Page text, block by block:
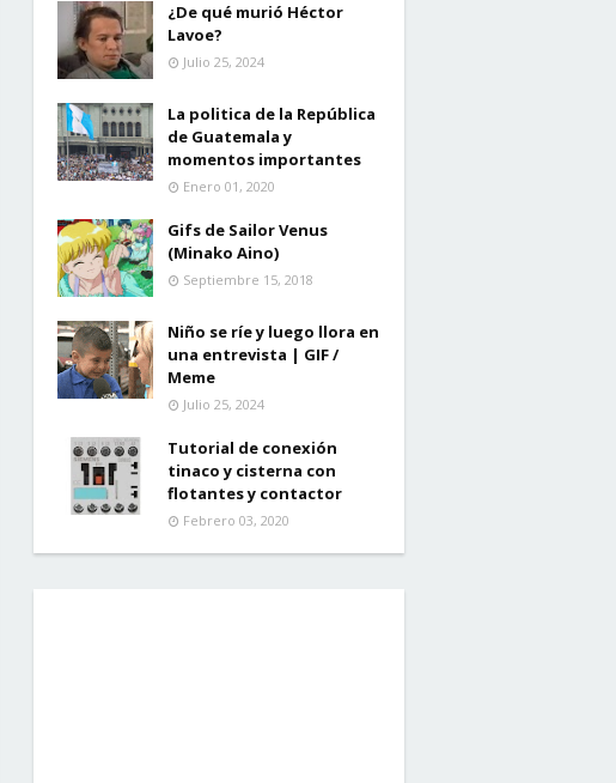
¿De qué murió Héctor
Lavoe?
Julio 25, 2024
La politica de la República
de Guatemala y
momentos importantes
Enero 01, 2020
Gifs de Sailor Venus
(Minako Aino)
Septiembre 15, 2018
Niño se ríe y luego llora en
una entrevista | GIF /
Meme
Julio 25, 2024
Tutorial de conexión
tinaco y cisterna con
flotantes y contactor
Febrero 03, 2020